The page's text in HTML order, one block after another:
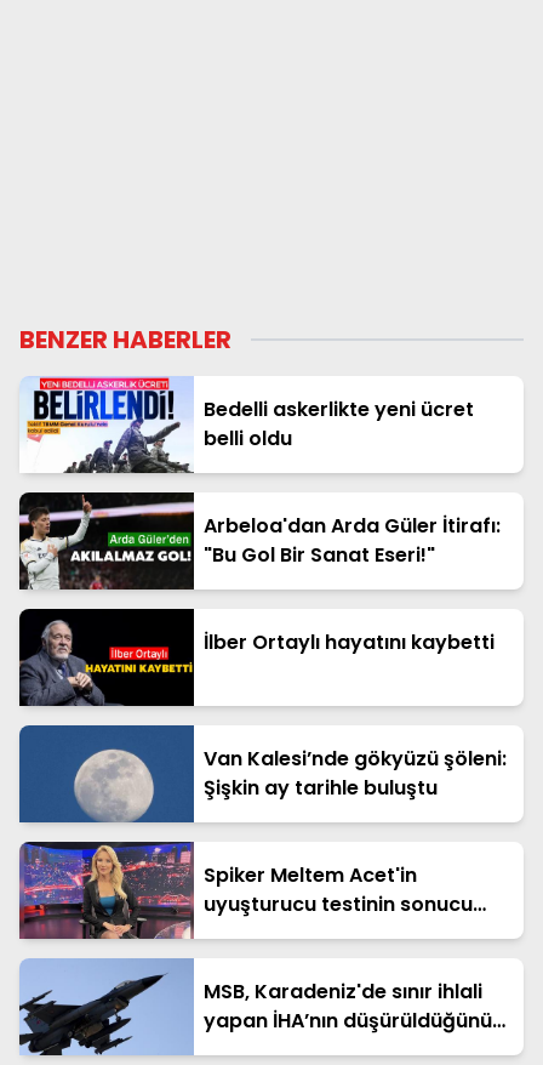
BENZER HABERLER
Bedelli askerlikte yeni ücret
belli oldu
Arbeloa'dan Arda Güler İtirafı:
"Bu Gol Bir Sanat Eseri!"
İlber Ortaylı hayatını kaybetti
Van Kalesi’nde gökyüzü şöleni:
Şişkin ay tarihle buluştu
Spiker Meltem Acet'in
uyuşturucu testinin sonucu
açıklandı
MSB, Karadeniz'de sınır ihlali
yapan İHA’nın düşürüldüğünü
duyurdu